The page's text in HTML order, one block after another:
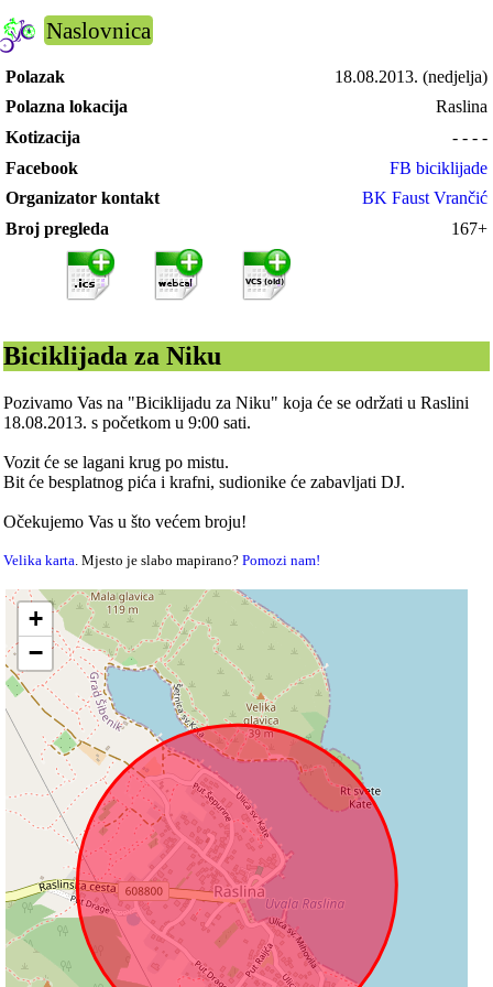
Naslovnica
Polazak 18.08.2013. (nedjelja)
Polazna lokacija
Raslina
Kotizacija
- - - -
Facebook
FB biciklijade
Organizator kontakt
BK Faust Vrančić
Broj pregleda
167+
Biciklijada za Niku
Pozivamo Vas na "Biciklijadu za Niku" koja će se održati u Raslini
18.08.2013. s početkom u 9:00 sati.
Vozit će se lagani krug po mistu.
Bit će besplatnog pića i krafni, sudionike će zabavljati DJ.
Očekujemo Vas u što većem broju!
Velika karta . Mjesto je slabo mapirano?Pomozi nam!
+
−